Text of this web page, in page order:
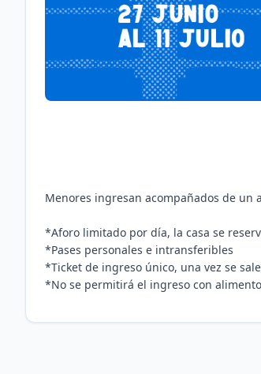
Menores ingresan acompañados de un
*Aforo limitado por día, la casa se
*Pases personales e intransferibles
*Ticket de ingreso único, una vez se
*No se permitirá el ingreso con